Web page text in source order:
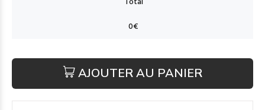
AJOUTER AU PANIER